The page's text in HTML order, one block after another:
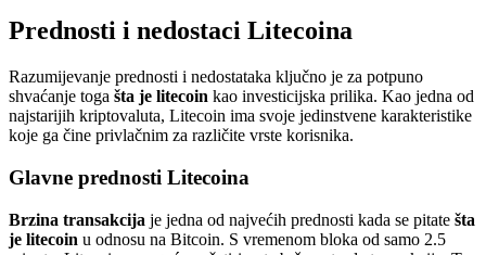
Prednosti i nedostaci Litecoina
Razumijevanje prednosti i nedostataka ključno je za potpuno
shvaćanje toga šta je litecoin kao investicijska prilika. Kao jedna od
najstarijih kriptovaluta, Litecoin ima svoje jedinstvene karakteristike
koje ga čine privlačnim za različite vrste korisnika.
Glavne prednosti Litecoina
Brzina transakcija je jedna od najvećih prednosti kada se pitate šta
je litecoin u odnosu na Bitcoin. S vremenom bloka od samo 2.5